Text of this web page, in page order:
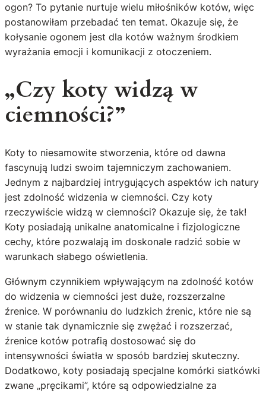
ogon? To pytanie nurtuje wielu miłośników kotów, więc
postanowiłam przebadać ten temat. Okazuje się, że
kołysanie ogonem jest dla kotów ważnym środkiem
wyrażania emocji i komunikacji z otoczeniem.
„Czy koty widzą w
ciemności?”
Koty to niesamowite stworzenia, które od dawna
fascynują ludzi swoim tajemniczym zachowaniem.
Jednym z najbardziej intrygujących aspektów ich natury
jest zdolność widzenia w ciemności. Czy koty
rzeczywiście widzą w ciemności? Okazuje się, że tak!
Koty posiadają unikalne anatomicalne i fizjologiczne
cechy, które pozwalają im doskonale radzić sobie w
warunkach słabego oświetlenia.
Głównym czynnikiem wpływającym na zdolność kotów
do widzenia w ciemności jest duże, rozszerzalne
źrenice. W porównaniu do ludzkich źrenic, które nie są
w stanie tak dynamicznie się zwężać i rozszerzać,
źrenice kotów potrafią dostosować się do
intensywności światła w sposób bardziej skuteczny.
Dodatkowo, koty posiadają specjalne komórki siatkówki
zwane „pręcikami”, które są odpowiedzialne za